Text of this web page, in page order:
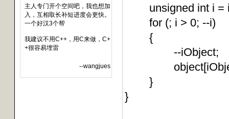
主人专门开个空间吧，我也想加
入，互相取长补短进度会更快。
一个好汉3个帮
我建议不用C++，用C来做，C+
+很容易埋雷
--wangjues
unsigned int i =
for (; i > 0; --i)
{
--iObject;
}
}